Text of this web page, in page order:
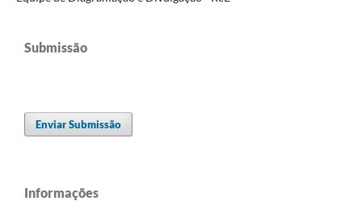
Submissão
Enviar Submissão
Informações